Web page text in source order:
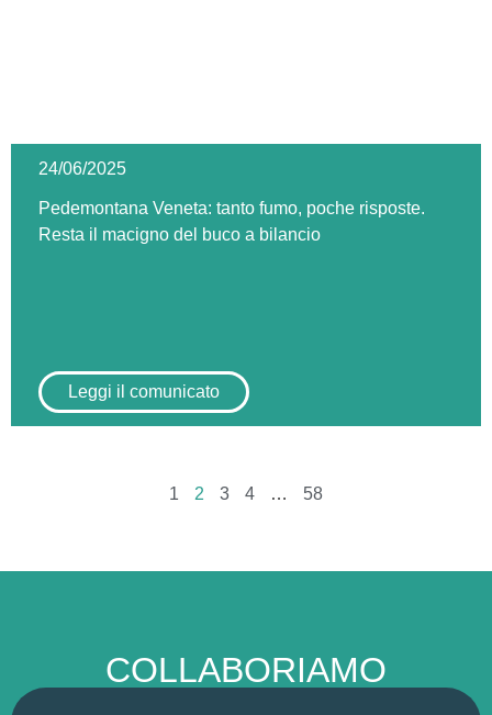
24/06/2025
Pedemontana Veneta: tanto fumo, poche risposte.
Resta il macigno del buco a bilancio
Leggi il comunicato
1 2 3 4 … 58
COLLABORIAMO